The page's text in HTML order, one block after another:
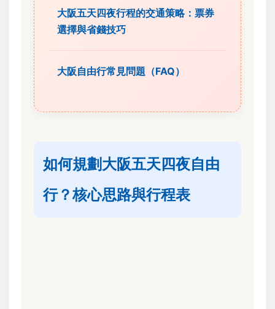
大阪五天四夜行程的交通策略：票券
選擇與省錢技巧
大阪自由行常見問題（FAQ）
如何規劃大阪五天四夜自由
行？核心思路與行程表